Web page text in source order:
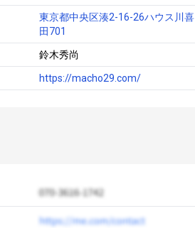
東京都中央区湊2-16-26ハウス川喜
田701
鈴木秀尚
https://macho29.com/